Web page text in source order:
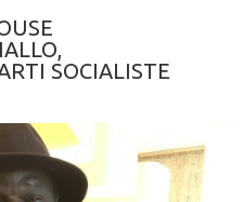
SOCIALISTE